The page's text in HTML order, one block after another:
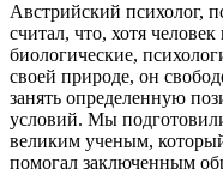
Австрийский психолог,
считал, что, хотя
биологические,
своей природе, он
занять определенную
условий. Мы
великим ученым,
помогал заключенным